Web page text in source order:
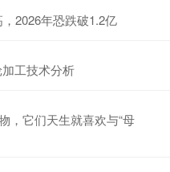
2026年恐跌破1.2亿
工技术分析
，它们天生就喜欢与“母